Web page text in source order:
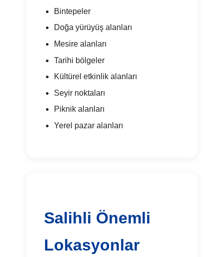
Bintepeler
Doğa yürüyüş alanları
Mesire alanları
Tarihi bölgeler
Kültürel etkinlik alanları
Seyir noktaları
Piknik alanları
Yerel pazar alanları
Salihli Önemli
Lokasyonlar